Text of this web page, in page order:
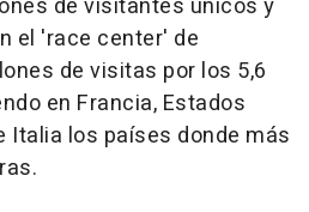
de visitantes únicos y
el 'race center' de
de visitas por los 5,6
en Francia, Estados
Italia los países donde más